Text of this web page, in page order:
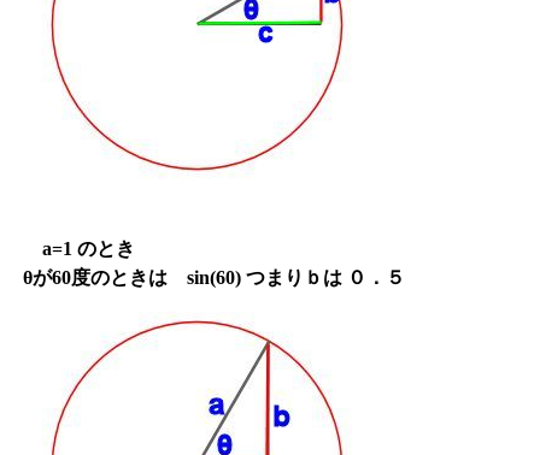
a=1 のとき
θが60度のときは sin(60) つまりｂは ０．５